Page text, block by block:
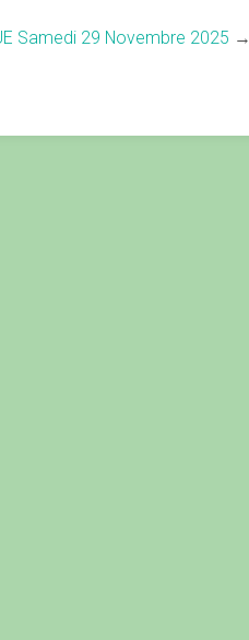
Samedi 29 Novembre 2025 →